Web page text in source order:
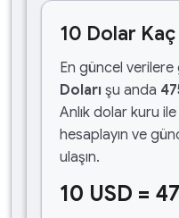
10 Dolar Kaç
En güncel verilere
Doları şu anda
Anlık dolar kuru
hesaplayın ve
ulaşın.
10 USD =